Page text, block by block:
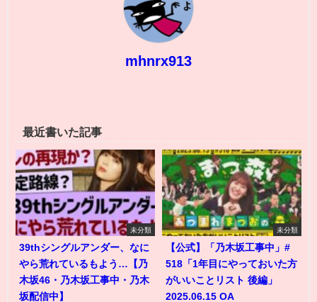
mhnrx913
最近書いた記事
未分類
39thシングルアンダー、なに
やら荒れているもよう…【乃
木坂46・乃木坂工事中・乃木
坂配信中】
未分類
【公式】「乃木坂工事中」#
518「1年目にやっておいた方
がいいことリスト 後編」
2025.06.15 OA